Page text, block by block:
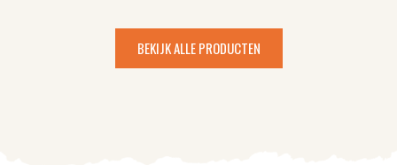
BEKIJK ALLE PRODUCTEN